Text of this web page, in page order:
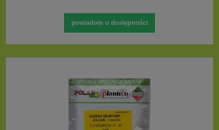
powiadom o dostępności